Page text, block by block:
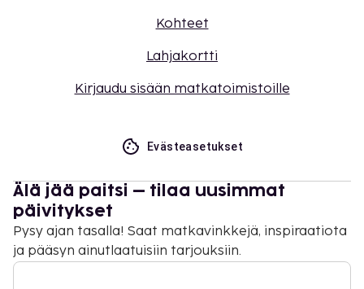
Kohteet
Lahjakortti
Kirjaudu sisään matkatoimistoille
Evästeasetukset
Älä jää paitsi – tilaa uusimmat
päivitykset
Pysy ajan tasalla! Saat matkavinkkejä, inspiraatiota
ja pääsyn ainutlaatuisiin tarjouksiin.